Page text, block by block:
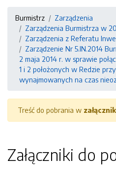
Burmistrz
Zarządzenia
Zarządzenia Burmistrza w
Zarządzenia z Referatu
Zarządzenie Nr 5.IN.2014
2 maja 2014 r. w sprawie
1 i 2 położonych w Redzie
wynajmowanych na czas
Treść do pobrania w
Załączniki do